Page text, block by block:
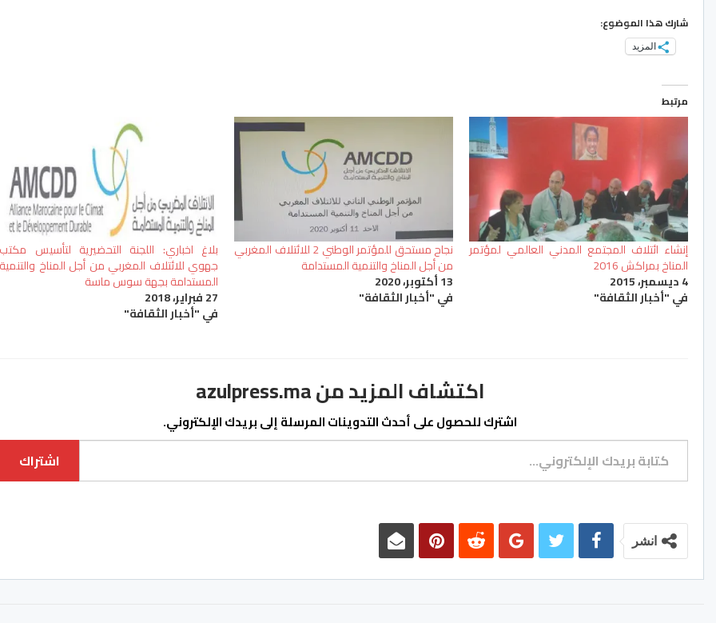
شارك هذا الموضوع:
المزيد
مرتبط
إنشاء ائتلاف المجتمع المدني العالمي لمؤتمر
المناخ بمراكش 2016
4 ديسمبر، 2015
في "أخبار الثقافة"
نجاح مستحق للمؤتمر الوطني 2 للائتلاف المغربي
من أجل المناخ والتنمية المستدامة
13 أكتوبر، 2020
في "أخبار الثقافة"
بلاغ اخباري: اللجنة التحضيرية لتأسيس مكتب
جهوي للائتلاف المغربي من أجل المناخ والتنمية
المستدامة بجهة سوس ماسة
27 فبراير، 2018
في "أخبار الثقافة"
اكتشاف المزيد من azulpress.ma
اشترك للحصول على أحدث التدوينات المرسلة إلى بريدك الإلكتروني.
كتابة بريدك الإلكتروني...
اشتراك
انشر